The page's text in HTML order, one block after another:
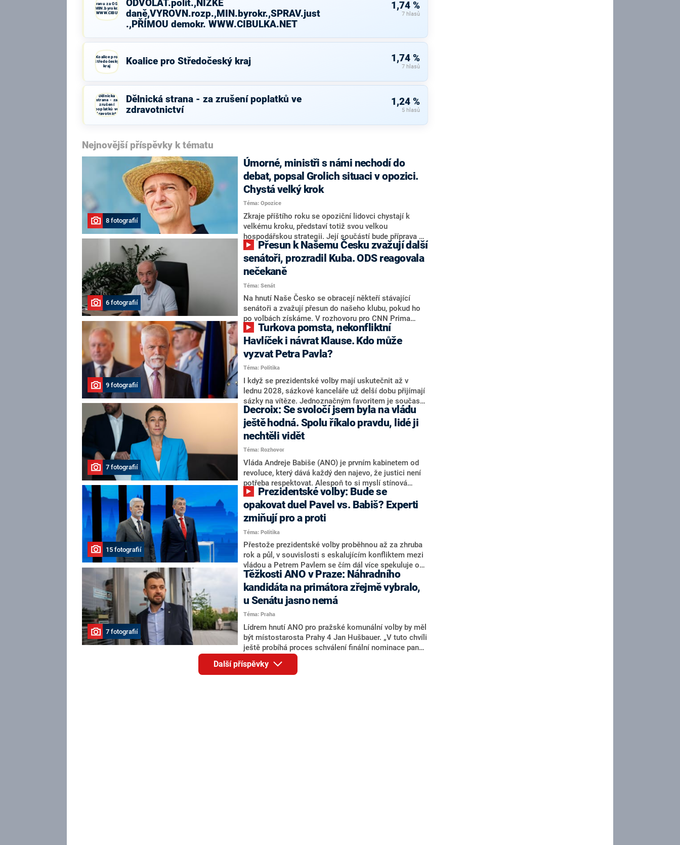
Volte Pravý Blok-stranu za ODVOLAT.polit.,NÍZKÉ
daně,VYROVN.rozp.,MIN.byrokr.,SPRAV.just.,PŘÍMOU
demokr. WWW.CIBULKA.NET
ODVOLAT.polit.,NÍZKÉ
daně,VYROVN.rozp.,MIN.byrokr.,SPRAV.just
.,PŘÍMOU demokr. WWW.CIBULKA.NET
1,74 %
7 hlasů
Koalice pro
Středočeský
kraj Koalice pro Středočeský kraj 1,74 %
7 hlasů
Dělnická
strana - za
zrušení
poplatků ve
zdravotnictví
Dělnická strana - za zrušení poplatků ve
zdravotnictví
1,24 %
5 hlasů
Nejnovější příspěvky k tématu
8 fotografií
Úmorné, ministři s námi nechodí do
debat, popsal Grolich situaci v opozici.
Chystá velký krok
Téma: Opozice
Zkraje příštího roku se opoziční lidovci chystají k
velkému kroku, představí totiž svou velkou
hospodářskou strategii. Její součástí bude příprava na
stárnutí populace, řekl ve středu na setkání s novináři
nový předseda lidovců Jan Grolich. Ten zároveň v
senátních volbách kandiduje ve Vyškově. Popsal i
aktivitu opozice, o níž vládní strany nebo političtí
komentátoři mluví jako o slabé a v defenzivě. „Je to
úmorná práce upozorňovat na chyby vlády. Ministři s
námi navíc nechodí do debat. Chceme ale ukazovat
svoje témata,“ odpověděl Grolich na dotaz CNN Prima
NEWS.
6 fotografií
senátoři, prozradil Kuba. ODS reagovala
nečekaně
Téma: Senát
Na hnutí Naše Česko se obracejí někteří stávající
senátoři a zvažují přesun do našeho klubu, pokud ho
po volbách získáme. V rozhovoru pro CNN Prima
NEWS to řekl zakladatel hnutí a jihočeský hejtman
Martin Kuba. Konkrétní nebyl, ale získat by takto mohl
například senátora Zdeňka Hrabu, který je dnes
součástí klubu ODS a TOP 09. Hraba to na dotaz
redakce nevyloučil. Předseda klubu senátorů ODS
Zdeněk Nytra redakci řekl, že počítá s odchodem
některých senátorů z klubu a že Naše Česko není
nepřítel, ale soupeř.
9 fotografií
Havlíček i návrat Klause. Kdo může
vyzvat Petra Pavla?
Téma: Politika
I když se prezidentské volby mají uskutečnit až v
lednu 2028, sázkové kanceláře už delší dobu přijímají
sázky na vítěze. Jednoznačným favoritem je současná
hlava státu Petr Pavel. Daleko za ním pak bookmakeři
zmiňují dva výrazné politiky ANO, tedy premiéra
Andreje Babiše a ministra průmyslu Karla Havlíčka.
Oblíbeným tipem samotných sázkařů je poslanec za
Motoristy Filip Turek. Politolog Jan Kubáček nicméně
o případné kandidatuře kohokoliv ze zmíněné trojice
značně pochybuje. Podle něj současná koalice dosud
nemá osobu, která by Pavlovi mohla konkurovat.
7 fotografií
Decroix: Se svoločí jsem byla na vládu
ještě hodná. Spolu říkalo pravdu, lidé ji
nechtěli vidět
Téma: Rozhovor
Vláda Andreje Babiše (ANO) je prvním kabinetem od
revoluce, který dává každý den najevo, že justici není
potřeba respektovat. Alespoň to si myslí stínová
ministryně spravedlnosti ODS Eva Decroix. V
rozhovoru pro CNN Prima NEWS si nebrala servítky
ohledně politického výkonu svého nástupce Jeronýma
Tejce (za ANO) či vládní zmocněnkyně pro lidská
práva Taťány Malé (ANO). Označením „svoloč“ na
adresu vlády prý byla ještě hodná. Decroix se také
vrátila k volební porážce koalice Spolu či promluvila o
hnutí Naše Česko Martina Kuby.
15 fotografií
opakovat duel Pavel vs. Babiš? Experti
zmiňují pro a proti
Téma: Politika
Přestože prezidentské volby proběhnou až za zhruba
rok a půl, v souvislosti s eskalujícím konfliktem mezi
vládou a Petrem Pavlem se čím dál více spekuluje o
tom, koho by do bitvy o Hrad mohla vyslat současná
koalice. Někteří političtí komentátoři znovu vytahují
jméno premiéra Andreje Babiše (ANO). Jak moc je
pravděpodobné, že se v prezidentských volbách 2028
bude znovu opakovat souboj z roku 2023?
7 fotografií
Těžkosti ANO v Praze: Náhradního
kandidáta na primátora zřejmě vybralo,
u Senátu jasno nemá
Téma: Praha
Lídrem hnutí ANO pro pražské komunální volby by měl
být místostarosta Prahy 4 Jan Hušbauer. „V tuto chvíli
ještě probíhá proces schválení finální nominace pana
Jana Hušbauera Výborem hnutí ANO,“ uvedl pro
redakci místopředseda pražského ANO Martin
Benkovič. O Hušbauerovi se spekulovalo jako o
Další příspěvky